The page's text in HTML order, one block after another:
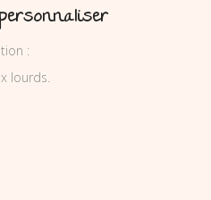
:
lourds.